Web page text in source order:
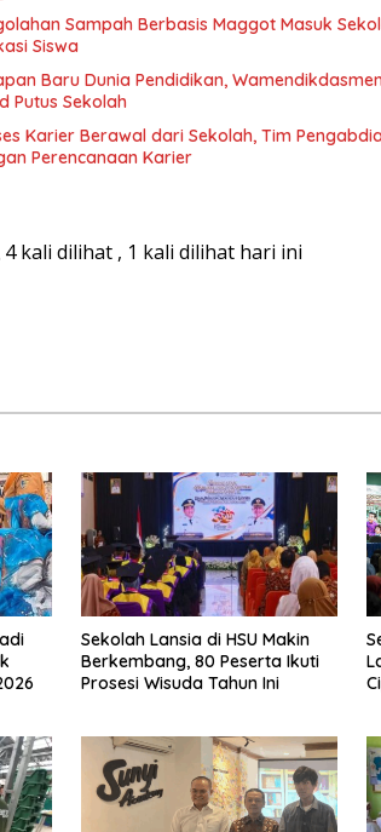
Sampah Berbasis Maggot Masuk
Siswa
Baru Dunia Pendidikan,
Putus Sekolah
Karier Berawal dari Sekolah, Tim
Perencanaan Karier
4 kali dilihat , 1 kali dilihat hari ini
Sekolah Lansia di HSU Makin
Berkembang, 80 Peserta Ikuti
Prosesi Wisuda Tahun Ini